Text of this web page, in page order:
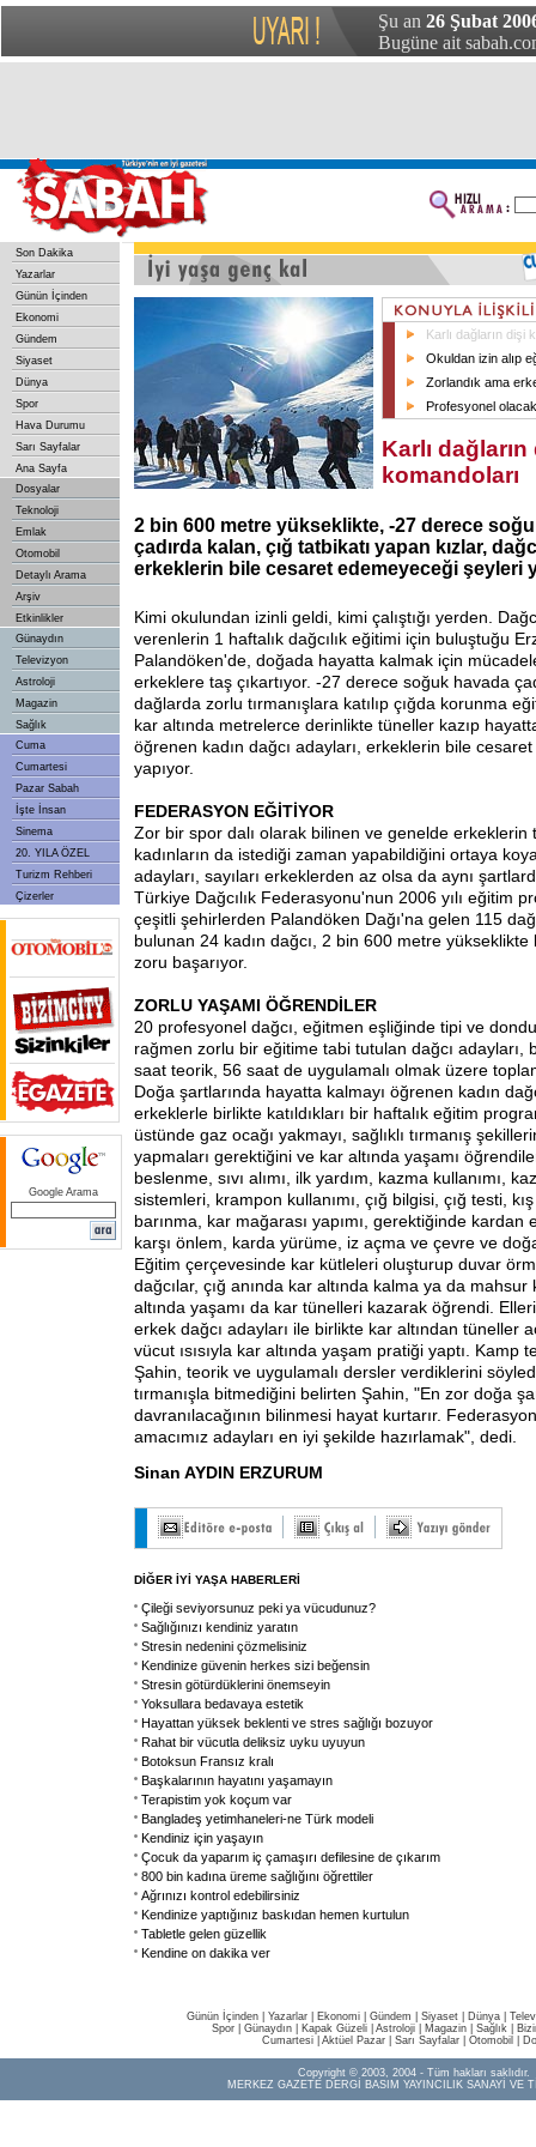
Şu an 26 Şubat
Bugüne ait
Son Dakika
Yazarlar
Günün İçinden
Ekonomi
Gündem
Siyaset
Dünya
Spor
Hava Durumu
Sarı Sayfalar
Ana Sayfa
Dosyalar
Teknoloji
Emlak
Otomobil
Detaylı Arama
Arşiv
Etkinlikler
Günaydın
Televizyon
Astroloji
Magazin
Sağlık
Cuma
Cumartesi
Pazar Sabah
İşte İnsan
Sinema
20. YILA ÖZEL
Turizm Rehberi
Çizerler
Google Arama
Karlı dağların dişi
Okuldan izin alıp
Zorlandık ama
Profesyonel
Karlı
komandoları
2 bin 600 metre yükseklikte, -27 derece
çadırda kalan, çığ tatbikatı yapan kızlar,
erkeklerin bile cesaret edemeyeceği şeyleri
Kimi okulundan izinli geldi, kimi çalıştığı yerden.
verenlerin 1 haftalık dağcılık eğitimi için buluştuğu
Palandöken'de, doğada hayatta kalmak için
erkeklere taş çıkartıyor. -27 derece soğuk havada
dağlarda zorlu tırmanışlara katılıp çığda korunma
kar altında metrelerce derinlikte tüneller kazıp
öğrenen kadın dağcı adayları, erkeklerin bile
yapıyor.
FEDERASYON EĞİTİYOR
Zor bir spor dalı olarak bilinen ve genelde erkeklerin
kadınların da istediği zaman yapabildiğini ortaya
adayları, sayıları erkeklerden az olsa da aynı
Türkiye Dağcılık Federasyonu'nun 2006 yılı eğitim
çeşitli şehirlerden Palandöken Dağı'na gelen 115
bulunan 24 kadın dağcı, 2 bin 600 metre yükseklikte
zoru başarıyor.
ZORLU YAŞAMI ÖĞRENDİLER
20 profesyonel dağcı, eğitmen eşliğinde tipi ve
rağmen zorlu bir eğitime tabi tutulan dağcı adayları,
saat teorik, 56 saat de uygulamalı olmak üzere
Doğa şartlarında hayatta kalmayı öğrenen kadın
erkeklerle birlikte katıldıkları bir haftalık eğitim
üstünde gaz ocağı yakmayı, sağlıklı tırmanış
yapmaları gerektiğini ve kar altında yaşamı
beslenme, sıvı alımı, ilk yardım, kazma kullanımı,
sistemleri, krampon kullanımı, çığ bilgisi, çığ testi,
barınma, kar mağarası yapımı, gerektiğinde
karşı önlem, karda yürüme, iz açma ve çevre ve
Eğitim çerçevesinde kar kütleleri oluşturup duvar
dağcılar, çığ anında kar altında kalma ya da mahsur
altında yaşamı da kar tünelleri kazarak öğrendi.
erkek dağcı adayları ile birlikte kar altından tüneller
vücut ısısıyla kar altında yaşam pratiği yaptı. Kamp
Şahin, teorik ve uygulamalı dersler verdiklerini
tırmanışla bitmediğini belirten Şahin, "En zor doğa
davranılacağının bilinmesi hayat kurtarır.
amacımız adayları en iyi şekilde hazırlamak", dedi.
Sinan AYDIN ERZURUM
DİĞER İYİ YAŞA HABERLERİ
Çileği seviyorsunuz peki ya vücudunuz?
Sağlığınızı kendiniz yaratın
Stresin nedenini çözmelisiniz
Kendinize güvenin herkes sizi beğensin
Stresin götürdüklerini önemseyin
Yoksullara bedavaya estetik
Hayattan yüksek beklenti ve stres sağlığı bozuyor
Rahat bir vücutla deliksiz uyku uyuyun
Botoksun Fransız kralı
Başkalarının hayatını yaşamayın
Terapistim yok koçum var
Bangladeş yetimhaneleri-ne Türk modeli
Kendiniz için yaşayın
Çocuk da yaparım iç çamaşırı defilesine de çıkarım
800 bin kadına üreme sağlığını öğrettiler
Ağrınızı kontrol edebilirsiniz
Kendinize yaptığınız baskıdan hemen kurtulun
Tabletle gelen güzellik
Kendine on dakika ver
Günün İçinden Yazarlar Ekonomi Gündem Siyaset Dünya |
Spor
Günaydın Kapak Güzeli Astroloji Magazin Sağlık
Cumartesi| Aktüel Pazar| Sarı Sayfalar| Otomobil
Copyright © 2003, 2004 - Tüm hakları saklıdır.
MERKEZ GAZETE DERGİ BASIM YAYINCILIK SANAYİ VE